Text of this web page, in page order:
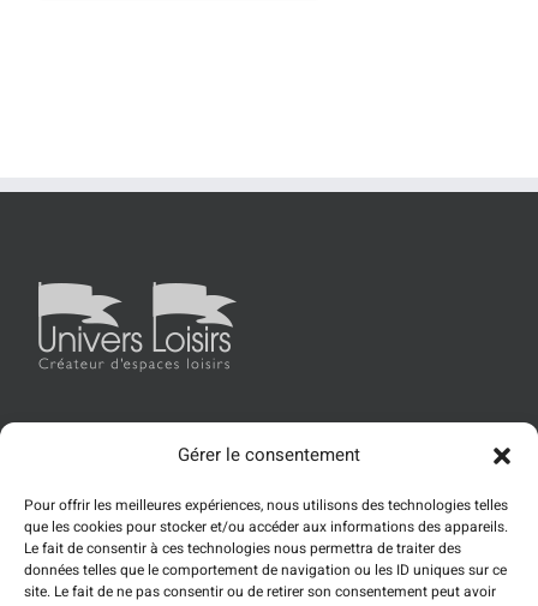
Gérer le consentement
Pour offrir les meilleures expériences, nous utilisons des technologies telles
que les cookies pour stocker et/ou accéder aux informations des appareils.
Le fait de consentir à ces technologies nous permettra de traiter des
données telles que le comportement de navigation ou les ID uniques sur ce
site. Le fait de ne pas consentir ou de retirer son consentement peut avoir
Accueil Univers Loisirs Les produits
Références
Actualités
Contact